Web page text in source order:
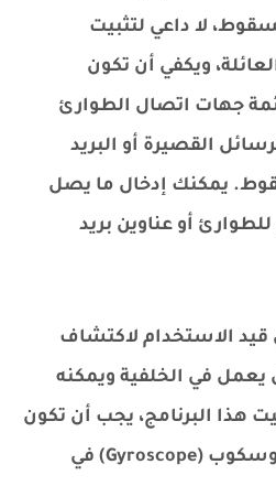
لا داعي لتثبيت
ويكفي أن تكون
جهات اتصال الطوارئ
القصيرة أو البريد
يمكنك إدخال ما يصل
أو عناوين بريد
قيد الاستخدام لاكتشاف
يعمل في الخلفية ويمكنه
هذا البرنامج، يجب أن تكون
هناك مستشعرات جيروسكوب (Gyroscope) في